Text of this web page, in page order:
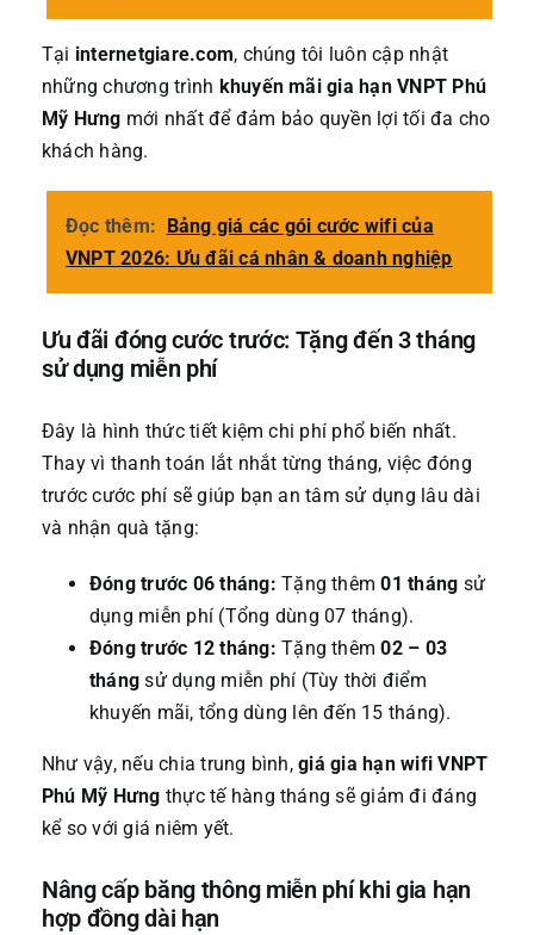
Tại internetgiare.com, chúng tôi luôn cập nhật
những chương trình khuyến mãi gia hạn VNPT Phú
Mỹ Hưng mới nhất để đảm bảo quyền lợi tối đa cho
khách hàng.
Đọc thêm:
Bảng giá các gói cước wifi của
VNPT 2026: Ưu đãi cá nhân & doanh nghiệp
Ưu đãi đóng cước trước: Tặng đến 3 tháng
sử dụng miễn phí
Đây là hình thức tiết kiệm chi phí phổ biến nhất.
Thay vì thanh toán lắt nhắt từng tháng, việc đóng
trước cước phí sẽ giúp bạn an tâm sử dụng lâu dài
và nhận quà tặng:
Đóng trước 06 tháng: Tặng thêm01 tháng sử
dụng miễn phí (Tổng dùng 07 tháng).
Đóng trước 12 tháng: Tặng thêm02 – 03
tháng sử dụng miễn phí (Tùy thời điểm
khuyến mãi, tổng dùng lên đến 15 tháng).
Như vậy, nếu chia trung bình,giá gia hạn wifi VNPT
Phú Mỹ Hưng thực tế hàng tháng sẽ giảm đi đáng
kể so với giá niêm yết.
Nâng cấp băng thông miễn phí khi gia hạn
hợp đồng dài hạn